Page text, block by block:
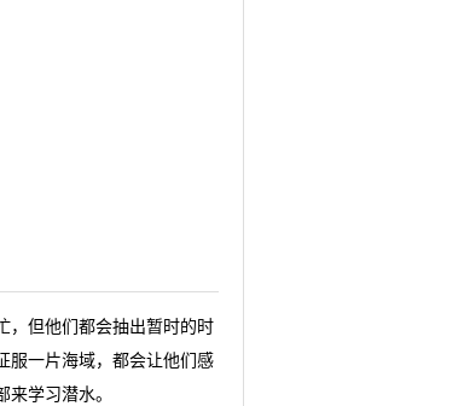
，但他们都会抽出暂时的时
服一片海域，都会让他们感
学习潜水。